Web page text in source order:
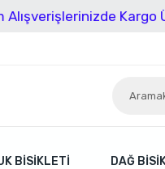
Kargo Ücretsiz!
BISIKLETI DAĞ